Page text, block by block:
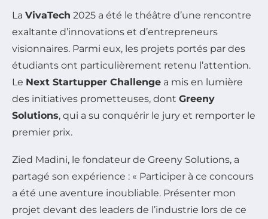
La VivaTech 2025 a été le théâtre d’une rencontre
exaltante d’innovations et d’entrepreneurs
visionnaires. Parmi eux, les projets portés par des
étudiants ont particulièrement retenu l’attention.
Le Next Startupper Challenge a mis en lumière
des initiatives prometteuses, dont Greeny
Solutions, qui a su conquérir le jury et remporter le
premier prix.
Zied Madini, le fondateur de Greeny Solutions, a
partagé son expérience : « Participer à ce concours
a été une aventure inoubliable. Présenter mon
projet devant des leaders de l’industrie lors de ce